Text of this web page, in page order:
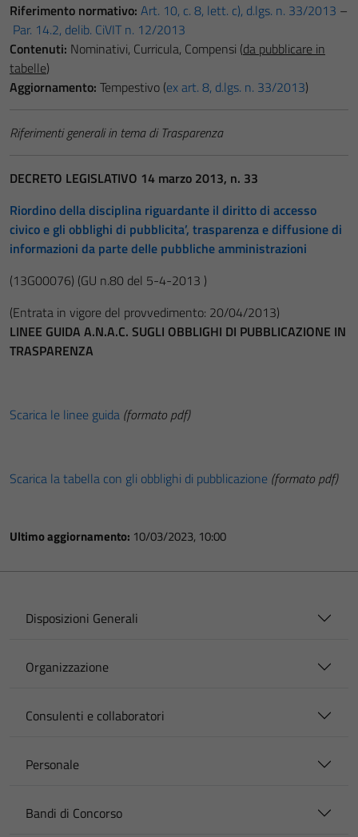
Riferimento normativo: Art. 10, c. 8, lett. c), d.lgs. n. 33/2013 –
Par. 14.2, delib. CiVIT n. 12/2013
Contenuti: Nominativi, Curricula, Compensi (da pubblicare in
tabelle)
Aggiornamento: Tempestivo (ex art. 8, d.lgs. n. 33/2013)
Riferimenti generali in tema di Trasparenza
DECRETO LEGISLATIVO 14 marzo 2013, n. 33
Riordino della disciplina riguardante il diritto di accesso
civico e gli obblighi di pubblicita’, trasparenza e diffusione di
informazioni da parte delle pubbliche amministrazioni
(13G00076) (GU n.80 del 5-4-2013 )
(Entrata in vigore del provvedimento: 20/04/2013)
LINEE GUIDA A.N.A.C. SUGLI OBBLIGHI DI PUBBLICAZIONE IN
TRASPARENZA
Scarica le linee guida (formato pdf)
Scarica la tabella con gli obblighi di pubblicazione (formato pdf)
Ultimo aggiornamento: 10/03/2023, 10:00
Disposizioni Generali
Organizzazione
Consulenti e collaboratori
Personale
Bandi di Concorso